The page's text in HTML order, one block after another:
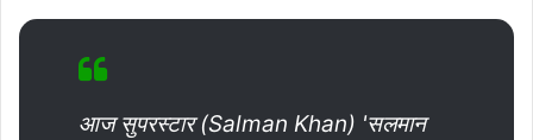
आज सुपरस्टार (Salman Khan) 'सलमान